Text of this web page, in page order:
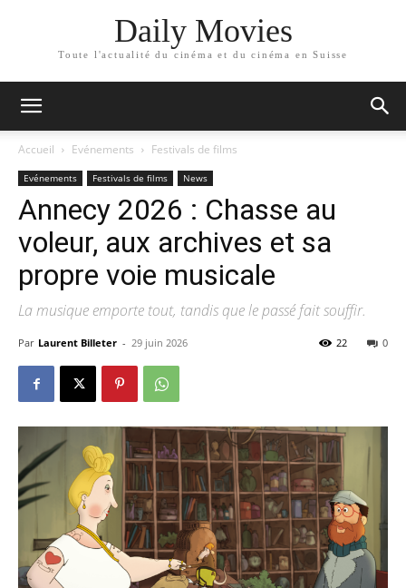
Daily Movies
Toute l'actualité du cinéma et du cinéma en Suisse
Accueil Evénements Festivals de films
Evénements Festivals de films News
Annecy 2026 : Chasse au
voleur, aux archives et sa
propre voie musicale
La musique emporte tout, tandis que le passé fait souffir.
Par Laurent Billeter - 29 juin 2026 0
22